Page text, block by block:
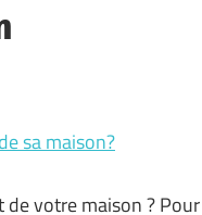
sa maison?
votre maison ?